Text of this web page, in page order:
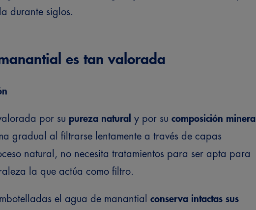
durante siglos.
es tan valorada
por su pureza natural y por su composición mineral
gradual al filtrarse lentamente a través de capas
natural, no necesita tratamientos para ser apta para
la que actúa como filtro.
el agua de manantial conserva intactas sus